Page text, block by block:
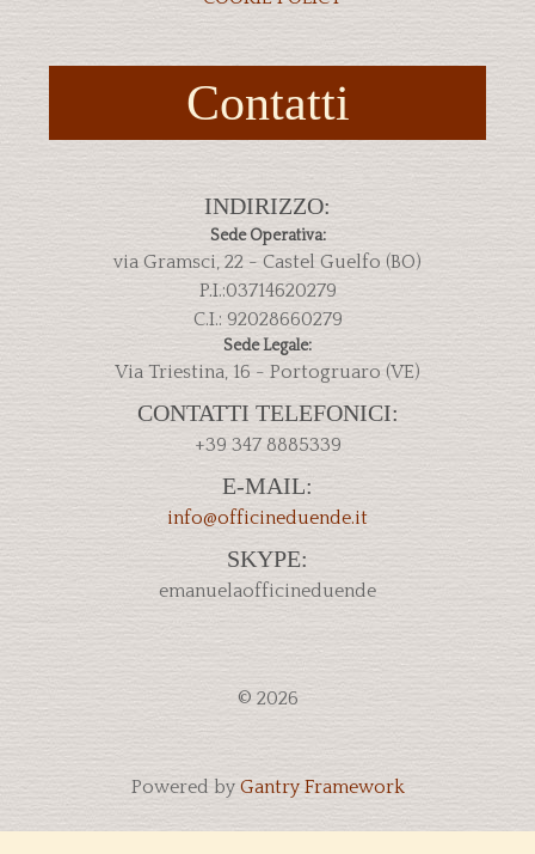
Contatti
INDIRIZZO:
Sede Operativa:
via Gramsci, 22 - Castel Guelfo (BO)
P.I.:03714620279
C.I.: 92028660279
Sede Legale:
Via Triestina, 16 - Portogruaro (VE)
CONTATTI TELEFONICI:
+39 347 8885339
E-MAIL:
SKYPE:
emanuelaofficineduende
© 2026
Powered by Gantry Framework